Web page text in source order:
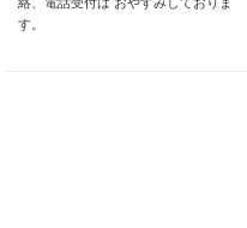
す。